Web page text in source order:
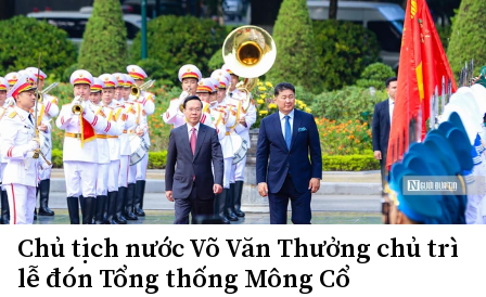
Chủ tịch nước Võ Văn Thưởng chủ trì
lễ đón Tổng thống Mông Cổ